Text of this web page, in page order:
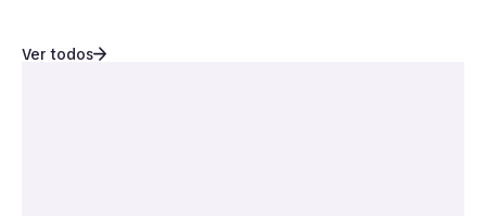
Ver todos